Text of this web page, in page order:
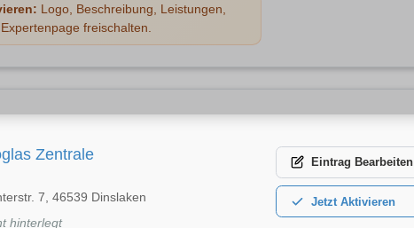
Logo, Beschreibung, Leistungen,
freischalten.
Zentrale
7, 46539 Dinslaken
hinterlegt
Eintrag Bearbeiten
Jetzt Aktivieren